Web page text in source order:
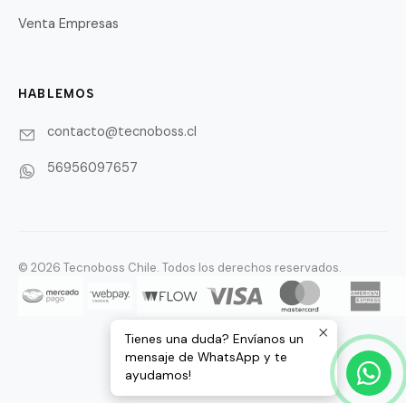
Venta Empresas
HABLEMOS
contacto@tecnoboss.cl
56956097657
© 2026 Tecnoboss Chile. Todos los derechos reservados.
Tienes una duda? Envíanos un
mensaje de WhatsApp y te
ayudamos!